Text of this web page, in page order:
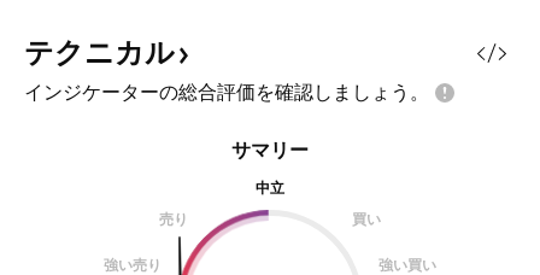
テクニカル
インジケーターの総合評価を確認しましょう。
サマリー
中立
売り
買い
強い売り 強い買い